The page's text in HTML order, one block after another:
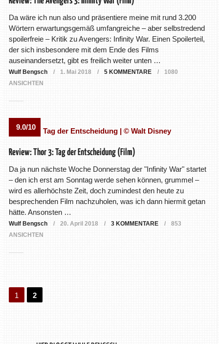
Da wäre ich nun also und präsentiere meine mit rund 3.200
Wörtern erwartungsgemäß umfangreiche – aber selbstredend
spoilerfreie – Kritik zu Avengers: Infinity War. Einen Spoilerteil,
der sich insbesondere mit dem Ende des Films
auseinandersetzt, gibt es freilich weiter unten …
Wulf Bengsch 1. Mai 2018 5 KOMMENTARE
1080
ANSICHTEN
9.0/10
Review: Thor 3: Tag der Entscheidung (Film)
Da ja nun nächste Woche Donnerstag der "Infinity War" startet
– den ich erst am Sonntag werde sehen können, grummel –
wird es allerhöchste Zeit, doch zumindest den heute zu
besprechenden Film nachzuholen, was ich dann hiermit getan
hätte. Ansonsten …
Wulf Bengsch 20. April 2018 3 KOMMENTARE
853
ANSICHTEN
1 2